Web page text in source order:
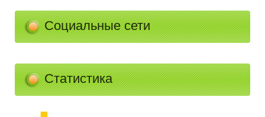
Социальные сети
Статистика